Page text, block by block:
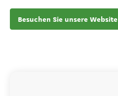
Besuchen Sie unsere Website